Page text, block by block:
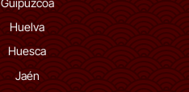
Huelva
Huesca
Jaén